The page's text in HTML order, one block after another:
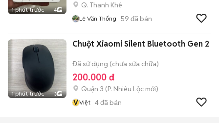
1 phút trước 4
Q. Thanh Khê
Lê Văn Thống 59 đã bán
1 phút trước 3
Chuột Xiaomi Silent Bluetooth Gen 2
Đã sử dụng (chưa sửa chữa)
200.000 đ
Quận 3 (P. Nhiêu Lộc mới)
VViệt 4đã bán